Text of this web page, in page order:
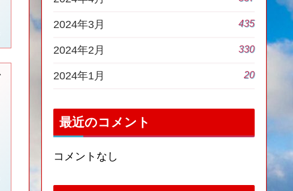
2024年3月 435
2024年2月 330
2024年1月 20
最近のコメント
コメントなし